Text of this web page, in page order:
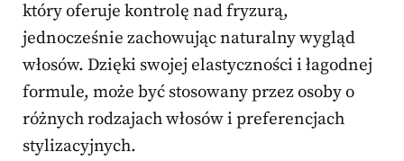
który oferuje kontrolę nad fryzurą,
jednocześnie zachowując naturalny wygląd
włosów. Dzięki swojej elastyczności i łagodnej
formule, może być stosowany przez osoby o
różnych rodzajach włosów i preferencjach
stylizacyjnych.